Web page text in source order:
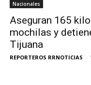
Nacionales
Aseguran 165
mochilas y
Tijuana
REPORTEROS RRNOTICIAS -